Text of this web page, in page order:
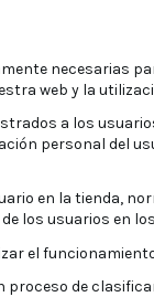
necesarias
web y la
a los
personal del
en la tienda,
los usuarios en
el
proceso de